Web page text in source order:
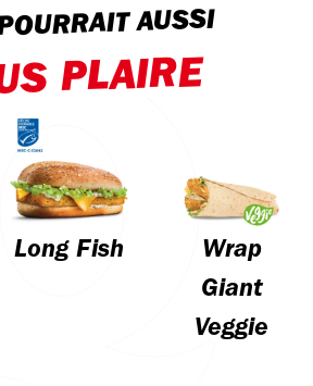
AUSSI
PLAIRE
Long Fish
Wrap
Giant
Veggie